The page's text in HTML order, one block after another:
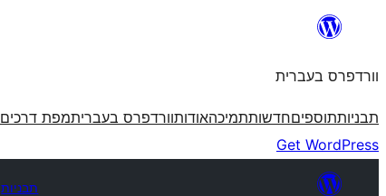
וורדפרס בעברית
תבניותתוספיםחדשותתמיכהאודותוורדפרס בעבריתמפת דרכים
Get WordPress
תבניות